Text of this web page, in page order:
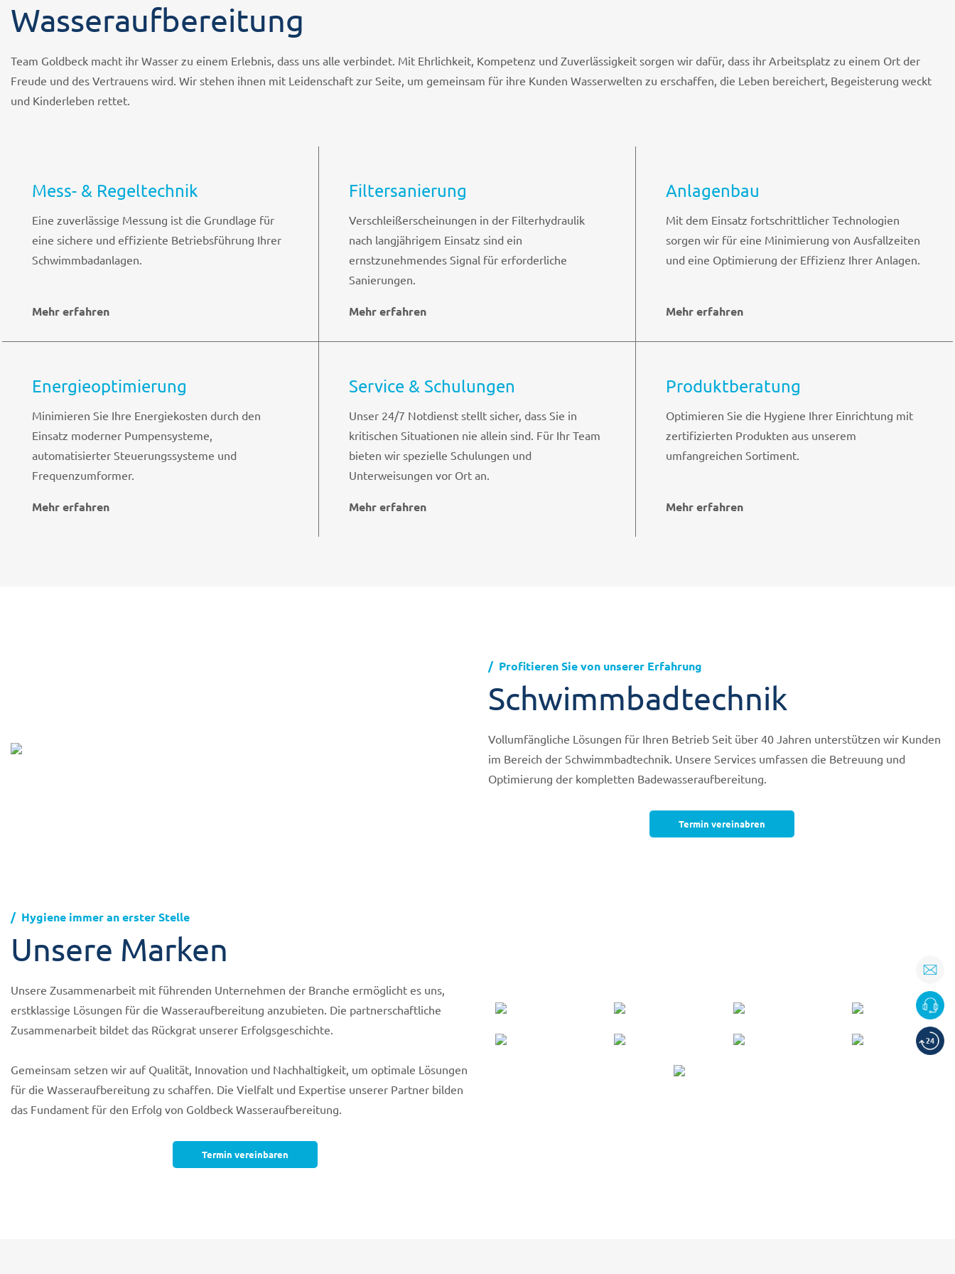
Wasseraufbereitung
Team Goldbeck macht ihr Wasser zu einem Erlebnis, dass uns alle verbindet. Mit Ehrlichkeit, Kompetenz und Zuverlässigkeit sorgen wir dafür, dass ihr Arbeitsplatz zu einem Ort der
Freude und des Vertrauens wird. Wir stehen ihnen mit Leidenschaft zur Seite, um gemeinsam für ihre Kunden Wasserwelten zu erschaffen, die Leben bereichert, Begeisterung weckt
und Kinderleben rettet.
Mess- & Regeltechnik
Eine zuverlässige Messung ist die Grundlage für
eine sichere und effiziente Betriebsführung Ihrer
Schwimmbadanlagen.
Mehr erfahren
Filtersanierung
Verschleißerscheinungen in der Filterhydraulik
nach langjährigem Einsatz sind ein
ernstzunehmendes Signal für erforderliche
Sanierungen.
Mehr erfahren
Anlagenbau
Mit dem Einsatz fortschrittlicher Technologien
sorgen wir für eine Minimierung von Ausfallzeiten
und eine Optimierung der Effizienz Ihrer Anlagen.
Mehr erfahren
Energieoptimierung
Minimieren Sie Ihre Energiekosten durch den
Einsatz moderner Pumpensysteme,
automatisierter Steuerungssysteme und
Frequenzumformer.
Mehr erfahren
Service & Schulungen
Unser 24/7 Notdienst stellt sicher, dass Sie in
kritischen Situationen nie allein sind. Für Ihr Team
bieten wir spezielle Schulungen und
Unterweisungen vor Ort an.
Mehr erfahren
Produktberatung
Optimieren Sie die Hygiene Ihrer Einrichtung mit
zertifizierten Produkten aus unserem
umfangreichen Sortiment.
Mehr erfahren
Profitieren Sie von unserer Erfahrung
Schwimmbadtechnik
Vollumfängliche Lösungen für Ihren Betrieb Seit über 40 Jahren unterstützen wir Kunden
im Bereich der Schwimmbadtechnik. Unsere Services umfassen die Betreuung und
Optimierung der kompletten Badewasseraufbereitung.
Termin vereinabren
Hygiene immer an erster Stelle
Unsere Marken
Unsere Zusammenarbeit mit führenden Unternehmen der Branche ermöglicht es uns,
erstklassige Lösungen für die Wasseraufbereitung anzubieten. Die partnerschaftliche
Zusammenarbeit bildet das Rückgrat unserer Erfolgsgeschichte.
Gemeinsam setzen wir auf Qualität, Innovation und Nachhaltigkeit, um optimale Lösungen
für die Wasseraufbereitung zu schaffen. Die Vielfalt und Expertise unserer Partner bilden
das Fundament für den Erfolg von Goldbeck Wasseraufbereitung.
Termin vereinbaren